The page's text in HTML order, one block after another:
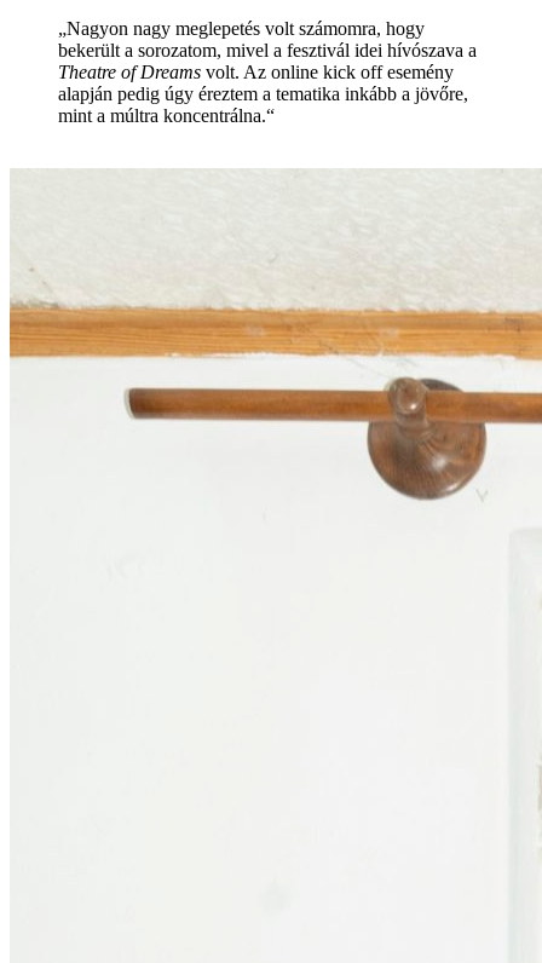
„Nagyon nagy meglepetés volt számomra, hogy
bekerült a sorozatom, mivel a fesztivál idei hívószava a
Theatre of Dreams volt. Az online kick off esemény
alapján pedig úgy éreztem a tematika inkább a jövőre,
mint a múltra koncentrálna.“